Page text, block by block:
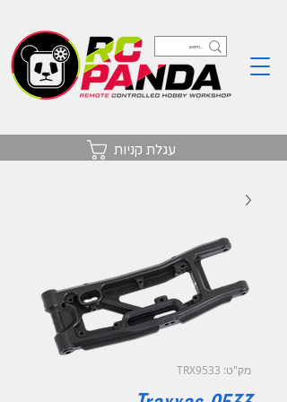
עגלת קניות
מק"ט: TRX9533